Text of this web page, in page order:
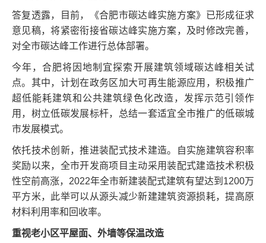
答复透露，目前，《合肥市碳达峰实施方案》已形成征求
意见稿，将紧密衔接省碳达峰实施方案，及时修改完善，
对全市碳达峰工作进行总体部署。
今年，合肥将因地制宜探索开展建筑领域碳达峰相关试
点。其中，计划在政务区加大可再生能源应用，积极推广
超低能耗建筑和公共建筑绿色化改造，发挥示范引领作
用，树立低碳发展标杆，总结一套适宜全市推广的低碳城
市发展模式。
依托技术创新，推进装配式技术建造。自实施建筑容积率
奖励以来，全市开发商项目主动采用装配式建造技术积极
性空前高涨，2022年全市新建装配式建筑有望达到1200万
平方米，此举可以从源头减少新建建筑资源损耗，提高原
材料利用率和回收率。
重视老小区平屋面、外墙等保温改造